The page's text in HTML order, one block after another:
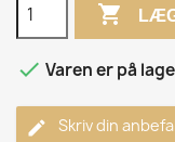

 Varen er på
Skriv din